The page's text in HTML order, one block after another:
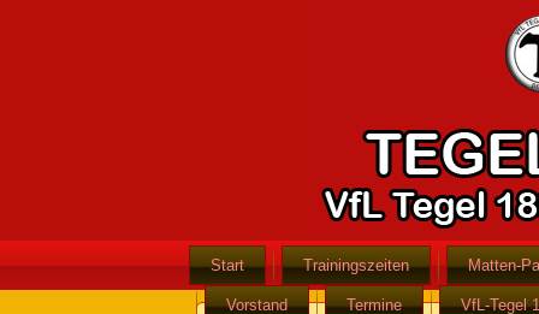
Start Trainingszeiten Matten-
Vorstand Termine
VfL-Tegel